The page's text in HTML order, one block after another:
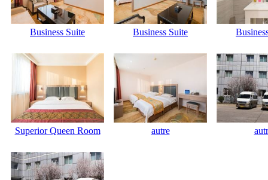
Business Suite Business Suite
Superior Queen Room autre